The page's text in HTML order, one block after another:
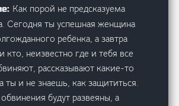
Как порой не предсказуема
Сегодня ты успешная женщина
ребёнка, а завтра
кто, неизвестно где и тебя все
рассказывают какие-то
ты и не знаешь, как защититься.
будут развеяны, а